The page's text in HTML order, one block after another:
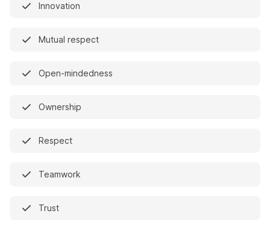
Innovation
Mutual respect
Open-mindedness
Ownership
Respect
Teamwork
Trust